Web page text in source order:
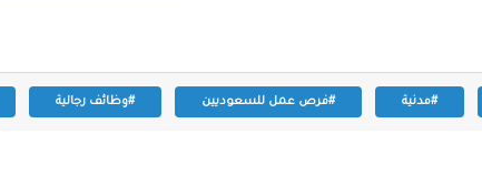
#مدنية #فرص عمل للسعوديين #وظائف رجالية